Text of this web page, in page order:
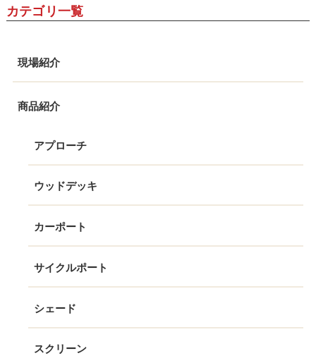
カテゴリ一覧
現場紹介
商品紹介
アプローチ
ウッドデッキ
カーポート
サイクルポート
シェード
スクリーン